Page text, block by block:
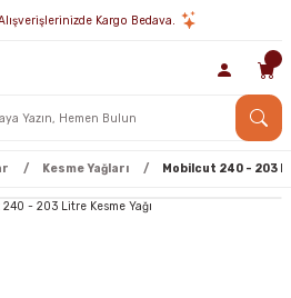
Kargo Bedava.
Kesme Yağları Mobilcut 240 - 203